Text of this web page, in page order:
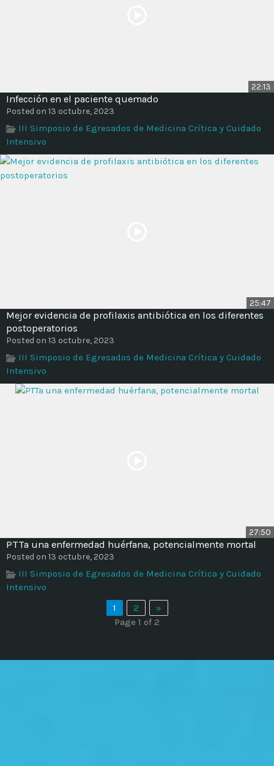
22:13
Infección en el paciente quemado
Posted on 13 octubre, 2023
III Simposio de Egresados de Medicina Crítica y Cuidado
Intensivo
25:47
Mejor evidencia de profilaxis antibiótica en los diferentes
postoperatorios
Posted on 13 octubre, 2023
III Simposio de Egresados de Medicina Crítica y Cuidado
Intensivo
27:50
PTTa una enfermedad huérfana, potencialmente mortal
Posted on 13 octubre, 2023
III Simposio de Egresados de Medicina Crítica y Cuidado
Intensivo
1
2
»
Page 1 of 2